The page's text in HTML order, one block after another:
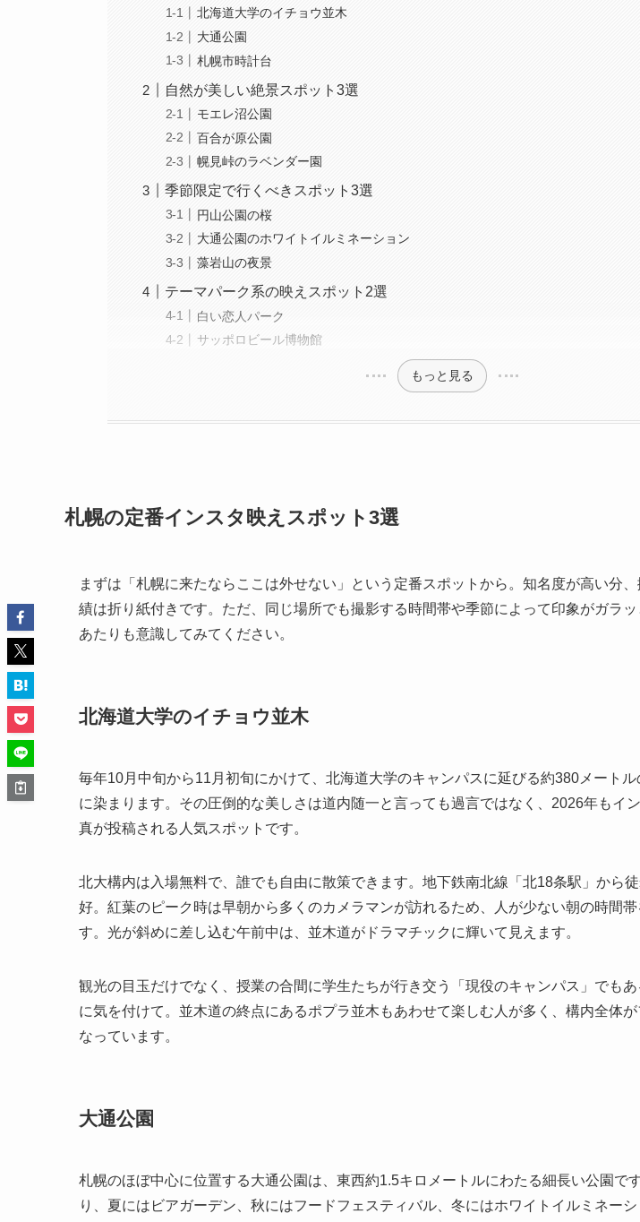
北海道大学のイチョウ並木
大通公園
札幌市時計台
自然が美しい絶景スポット3選
モエレ沼公園
百合が原公園
幌見峠のラベンダー園
季節限定で行くべきスポット3選
円山公園の桜
大通公園のホワイトイルミネーション
藻岩山の夜景
テーマパーク系の映えスポット2選
白い恋人パーク
サッポロビール博物館
もっと見る
札幌の定番インスタ映えスポット3選
まずは「札幌に来たならここは外せない」という定番スポットから。知名度が高い分
績は折り紙付きです。ただ、同じ場所でも撮影する時間帯や季節によって印象がガラ
あたりも意識してみてください。
北海道大学のイチョウ並木
毎年10月中旬から11月初旬にかけて、北海道大学のキャンパスに延びる約380メート
に染まります。その圧倒的な美しさは道内随一と言っても過言ではなく、2026年もイ
真が投稿される人気スポットです。
北大構内は入場無料で、誰でも自由に散策できます。地下鉄南北線「北18条駅」から
好。紅葉のピーク時は早朝から多くのカメラマンが訪れるため、人が少ない朝の時間
す。光が斜めに差し込む午前中は、並木道がドラマチックに輝いて見えます。
観光の目玉だけでなく、授業の合間に学生たちが行き交う「現役のキャンパス」でも
に気を付けて。並木道の終点にあるポプラ並木もあわせて楽しむ人が多く、構内全体
なっています。
大通公園
札幌のほぼ中心に位置する大通公園は、東西約1.5キロメートルにわたる細長い公園で
り、夏にはビアガーデン、秋にはフードフェスティバル、冬にはホワイトイルミネー